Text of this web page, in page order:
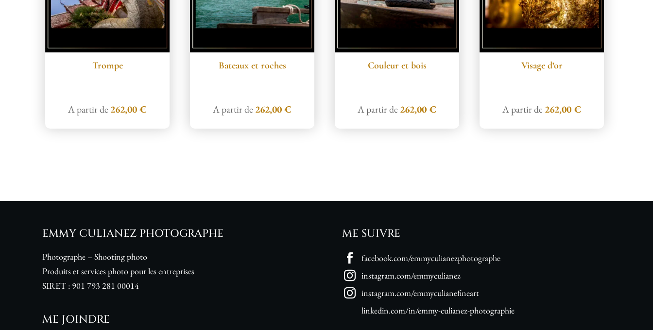
Trompe
A partir de 262,00€
Bateaux et roches
A partir de 262,00€
Couleur et bois
A partir de 262,00€
Visage d’or
A partir de 262,00€
EMMY CULIANEZ PHOTOGRAPHE
Photographe – Shooting photo
Produits et services photo pour les entreprises
SIRET : 901 793 281 00014
ME JOINDRE
ME SUIVRE
facebook.com/emmyculianezphotographe
instagram.com/emmyculianez
instagram.com/emmyculianefineart
linkedin.com/in/emmy-culianez-photographie